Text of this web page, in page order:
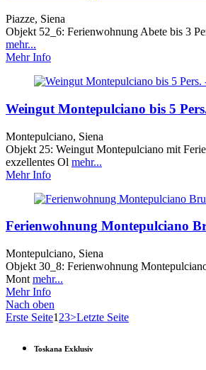
Piazze, Siena
Objekt 52_6: Ferienwohnung Abete bis 3
mehr...
Mehr Info
Weingut Montepulciano bis 5
Montepulciano, Siena
Objekt 25: Weingut Montepulciano mit
exzellentes Ol mehr...
Mehr Info
Ferienwohnung Montepulciano
Montepulciano, Siena
Objekt 30_8: Ferienwohnung
Mont mehr...
Mehr Info
Nach oben
Erste Seite1 23>Letzte Seite
Toskana Exklusiv